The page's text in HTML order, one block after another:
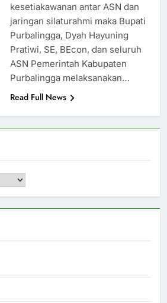
kesetiakawanan antar ASN dan
jaringan silaturahmi maka Bupati
Purbalingga, Dyah Hayuning
Pratiwi, SE, BEcon, dan seluruh
ASN Pemerintah Kabupaten
Purbalingga melaksanakan…
Read Full News